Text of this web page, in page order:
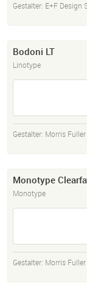
Gestalter: E+F Design
Bodoni LT
Linotype
Gestalter: Morris
Monotype
Monotype
Gestalter: Morris